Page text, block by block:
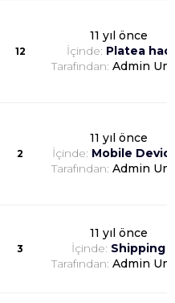
12
11 yıl önce
İçinde: Platea hac
Tarafından: Admin
2
11 yıl önce
İçinde: Mobile
Tarafından: Admin
3
11 yıl önce
İçinde: Shipping
Tarafından: Admin